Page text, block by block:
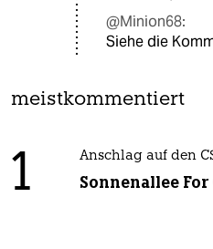
@Minion68:
Siehe die
meistkommentiert
1 Anschlag auf den
Sonnenallee For